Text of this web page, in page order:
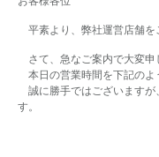
平素より、弊社運営店舗を
さて、急なご案内で大変申
本日の営業時間を下記のよ
誠に勝手ではございますが
す。